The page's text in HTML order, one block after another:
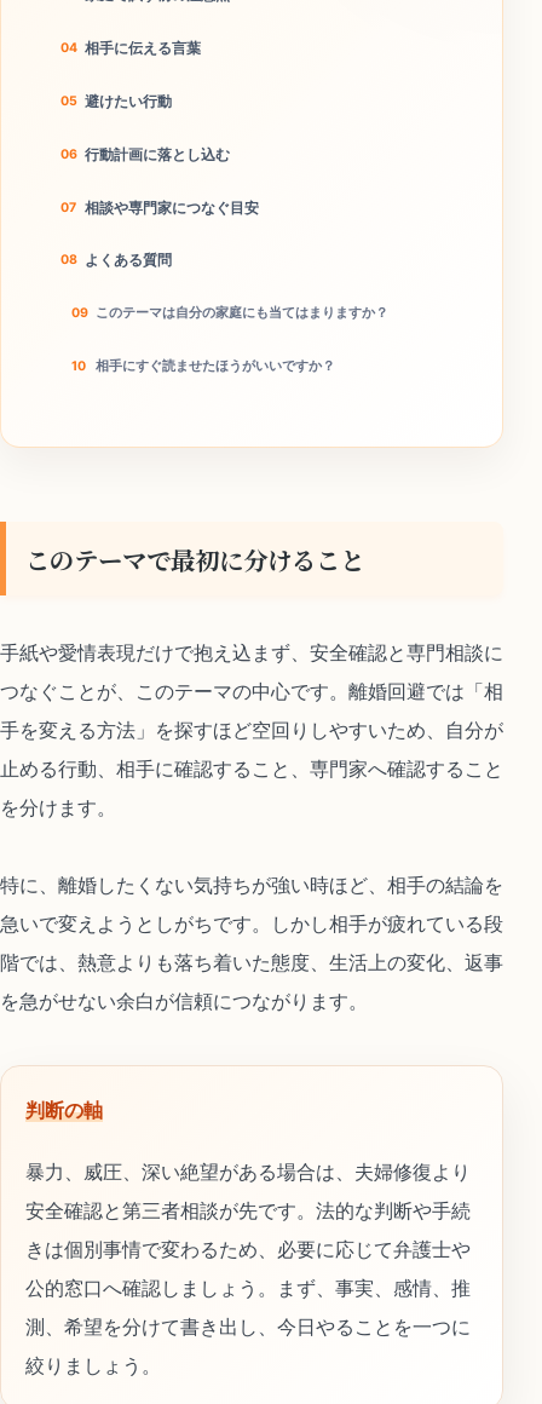
相手に伝える言葉
避けたい行動
行動計画に落とし込む
相談や専門家につなぐ目安
よくある質問
このテーマは自分の家庭にも当てはまりますか？
相手にすぐ読ませたほうがいいですか？
このテーマで最初に分けること
手紙や愛情表現だけで抱え込まず、安全確認と専門相談に
つなぐことが、このテーマの中心です。離婚回避では「相
手を変える方法」を探すほど空回りしやすいため、自分が
止める行動、相手に確認すること、専門家へ確認すること
を分けます。
特に、離婚したくない気持ちが強い時ほど、相手の結論を
急いで変えようとしがちです。しかし相手が疲れている段
階では、熱意よりも落ち着いた態度、生活上の変化、返事
を急がせない余白が信頼につながります。
判断の軸
暴力、威圧、深い絶望がある場合は、夫婦修復より
安全確認と第三者相談が先です。法的な判断や手続
きは個別事情で変わるため、必要に応じて弁護士や
公的窓口へ確認しましょう。まず、事実、感情、推
測、希望を分けて書き出し、今日やることを一つに
絞りましょう。